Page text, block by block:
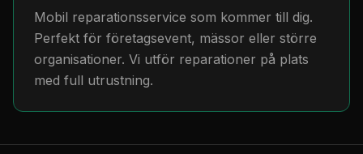
Mobil reparationsservice som kommer till dig.
Perfekt för företagsevent, mässor eller större
organisationer. Vi utför reparationer på plats
med full utrustning.